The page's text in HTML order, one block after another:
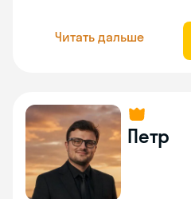
Читать дальше
Петр